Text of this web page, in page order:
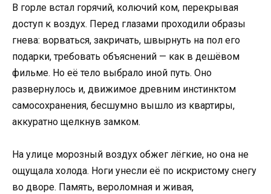
В горле встал горячий, колючий ком, перекрывая
доступ к воздух. Перед глазами проходили образы
гнева: ворваться, закричать, швырнуть на пол его
подарки, требовать объяснений — как в дешёвом
фильме. Но её тело выбрало иной путь. Оно
развернулось и, движимое древним инстинктом
самосохранения, бесшумно вышло из квартиры,
аккуратно щелкнув замком.
На улице морозный воздух обжег лёгкие, но она не
ощущала холода. Ноги унесли её по искристому снегу
во дворе. Память, вероломная и живая,